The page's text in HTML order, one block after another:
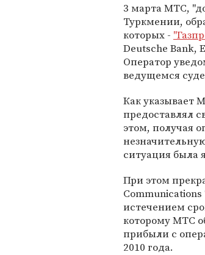
3 марта МТС,
Туркмении,
которых -
Deutsche Bank,
Оператор
ведущемся
Как указывает
предоставлял
этом, получая
ситуация была
При этом
истечением
которому МТС
прибыли с
2010 года.